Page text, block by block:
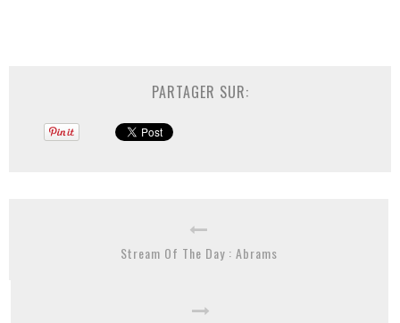
PARTAGER SUR:
Stream Of The Day : Abrams